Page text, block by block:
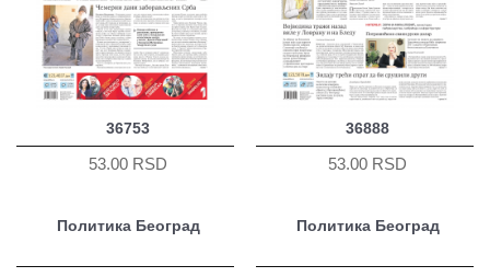
36753
53.00 RSD
36888
53.00 RSD
Политика Београд Политика Београд